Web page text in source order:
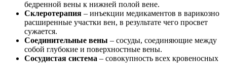
бедренной вены к нижней полой вене.
Склеротерапия – инъекции медикаментов в варикозно
расширенные участки вен, в результате чего просвет
сужается.
Соединительные вены – сосуды, соединяющие между
собой глубокие и поверхностные вены.
Сосудистая система – совокупность всех кровеносных